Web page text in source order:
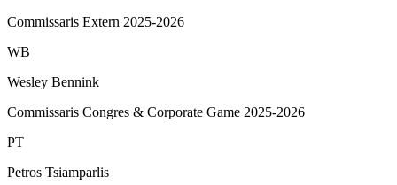
Commissaris Extern 2025-2026
WB
Wesley Bennink
Commissaris Congres & Corporate Game 2025-2026
PT
Petros Tsiamparlis